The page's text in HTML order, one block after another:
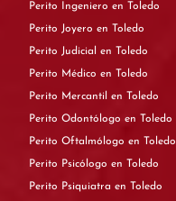
Perito Ingeniero en Toledo
Perito Joyero en Toledo
Perito Judicial en Toledo
Perito Médico en Toledo
Perito Mercantil en Toledo
Perito Odontólogo en Toledo
Perito Oftalmólogo en Toledo
Perito Psicólogo en Toledo
Perito Psiquiatra en Toledo